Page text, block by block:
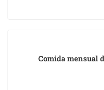
Comida mensual